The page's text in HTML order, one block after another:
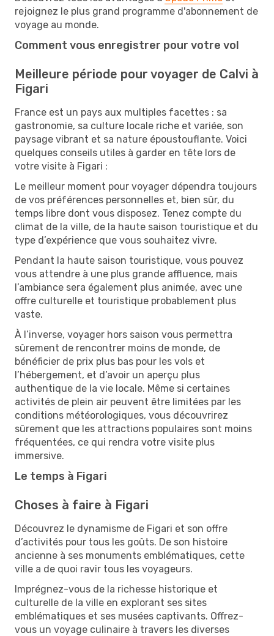
rejoignez le plus grand programme d'abonnement de
voyage au monde.
Comment vous enregistrer pour votre vol
Meilleure période pour voyager de Calvi à
Figari
France est un pays aux multiples facettes : sa
gastronomie, sa culture locale riche et variée, son
paysage vibrant et sa nature époustouflante. Voici
quelques conseils utiles à garder en tête lors de
votre visite à Figari :
Le meilleur moment pour voyager dépendra toujours
de vos préférences personnelles et, bien sûr, du
temps libre dont vous disposez. Tenez compte du
climat de la ville, de la haute saison touristique et du
type d’expérience que vous souhaitez vivre.
Pendant la haute saison touristique, vous pouvez
vous attendre à une plus grande affluence, mais
l’ambiance sera également plus animée, avec une
offre culturelle et touristique probablement plus
vaste.
À l’inverse, voyager hors saison vous permettra
sûrement de rencontrer moins de monde, de
bénéficier de prix plus bas pour les vols et
l’hébergement, et d’avoir un aperçu plus
authentique de la vie locale. Même si certaines
activités de plein air peuvent être limitées par les
conditions météorologiques, vous découvrirez
sûrement que les attractions populaires sont moins
fréquentées, ce qui rendra votre visite plus
immersive.
Le temps à Figari
Choses à faire à Figari
Découvrez le dynamisme de Figari et son offre
d’activités pour tous les goûts. De son histoire
ancienne à ses monuments emblématiques, cette
ville a de quoi ravir tous les voyageurs.
Imprégnez-vous de la richesse historique et
culturelle de la ville en explorant ses sites
emblématiques et ses musées captivants. Offrez-
vous un voyage culinaire à travers les diverses